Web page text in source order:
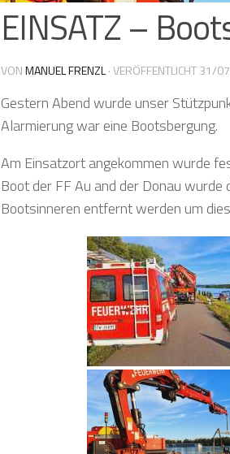
EINSATZ –
VONMANUEL FRENZL · VERÖFFENTLICHT31/
Gestern Abend wurde unser
Alarmierung war eine Bootsbergung.
Am Einsatzort angekommen wurde
Boot der FF Au and der Donau
Bootsinneren entfernt werden um